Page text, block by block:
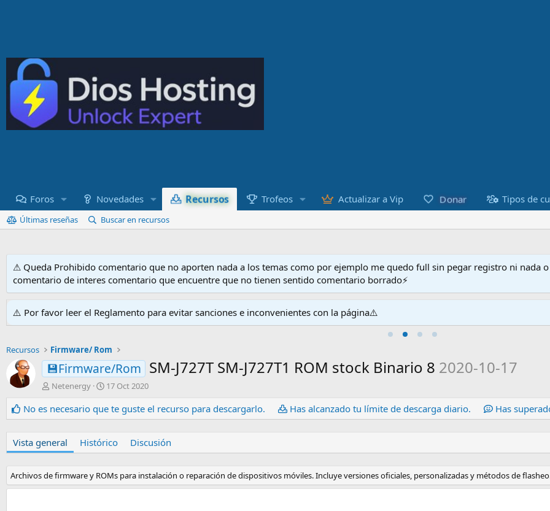
Foros Novedades Recursos Trofeos Actualizar a Vip Donar Tipos de
Últimas reseñas Buscar en recursos
⚠ Queda Prohibido comentario que no aporten nada a los temas como por ejemplo me quedo full sin pegar registro ni nada
comentario de interes comentario que encuentre que no tienen sentido comentario borrado⚡
⚠️ Por favor leer el Reglamento para evitar sanciones e inconvenientes con la página⚠️
Recursos Firmware/ Rom
💾Firmware/Rom SM-J727T SM-J727T1 ROM stock Binario 8 2020-10-17
A
t
o
Netenergy
F
c
h
d
e
r
e
17 Oct 2020
No es necesario que te guste el recurso para descargarlo. Has alcanzado tu límite de descarga diario. Has
Vista general Histórico Discusión
Archivos de firmware y ROMs para instalación o reparación de dispositivos móviles. Incluye versiones oficiales, personalizadas y métodos de